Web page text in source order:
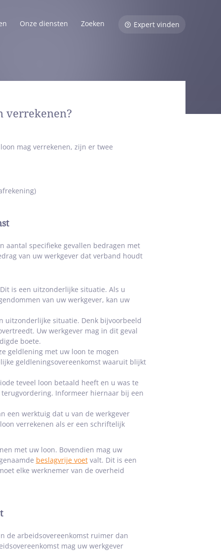
Onze diensten Zoeken Expert vinden
verrekenen?
mag verrekenen, zijn er twee
aantal specifieke gevallen bedragen met
van uw werkgever dat verband houdt
is een uitzonderlijke situatie. Als u
van uw werkgever, kan uw
uitzonderlijke situatie. Denk bijvoorbeeld
Uw werkgever mag in dit geval
boete.
geldlening met uw loon te mogen
geldleningsovereenkomst waaruit blijkt
teveel loon betaald heeft en u was te
Informeer hiernaar bij een
een werktuig dat u van de werkgever
verrekenen als er een schriftelijk
met uw loon. Bovendien mag uw
beslagvrije voetvalt. Dit is een
elke werknemer van de overheid
de arbeidsovereenkomst ruimer dan
mag uw werkgever